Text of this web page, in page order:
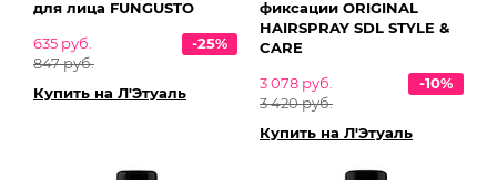
для лица FUNGUSTO
635 руб.
847 руб.
-25%
Купить на Л'Этуаль
фиксации ORIGINAL
HAIRSPRAY SDL STYLE &
CARE
3 078 руб.
3 420 руб.
-10%
Купить на Л'Этуаль